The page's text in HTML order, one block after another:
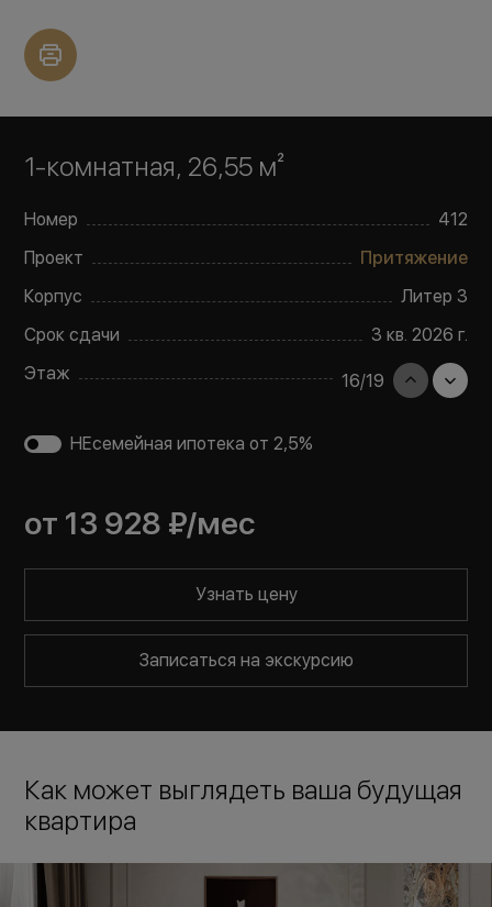
1-комнатная, 26,55 м²
Номер
412
Проект
Притяжение
Корпус
Литер 3
Срок сдачи
3 кв. 2026 г.
Этаж
16/19
НЕсемейная ипотека от 2,5%
от 13 928 ₽/мес
Узнать цену
Записаться на экскурсию
Как может выглядеть ваша будущая
квартира